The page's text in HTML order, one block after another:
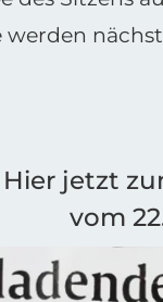
Hier jetzt
vom